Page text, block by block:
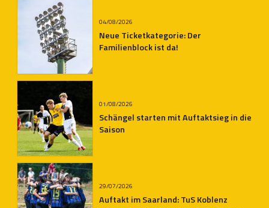
04/08/2026
Neue Ticketkategorie: Der
Familienblock ist da!
01/08/2026
Schängel starten mit Auftaktsieg in die
Saison
29/07/2026
Auftakt im Saarland: TuS Koblenz